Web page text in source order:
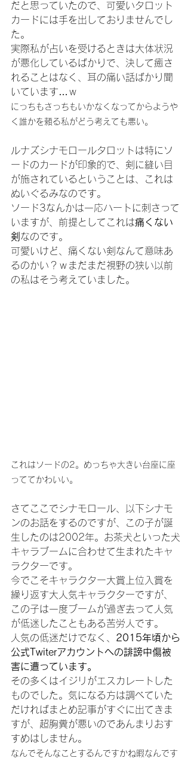
だと思っていたので、可愛いタロット
カードには手を出しておりませんでし
た。
実際私が占いを受けるときは大体状況
が悪化しているばかりで、決して癒さ
れることはなく、耳の痛い話ばかり聞
いています…ｗ
にっちもさっちもいかなくなってからようや
く誰かを頼る私がどう考えても悪い。
ルナズシナモロールタロットは特にソ
ードのカードが印象的で、剣に縫い目
が施されているということは、これは
ぬいぐるみなのです。
ソード3なんかは一応ハートに刺さって
いますが、前提としてこれは痛くない
剣 なのです。
可愛いけど、痛くない剣なんて意味あ
るのかい？ｗまだまだ視野の狭い以前
の私はそう考えていました。
これはソードの2。めっちゃ大きい台座に座
っててかわいい。
さてここでシナモロール、以下シナモ
ンのお話をするのですが、この子が誕
生したのは2002年。お茶犬といった犬
キャラブームに合わせて生まれたキャ
ラクターです。
今でこそキャラクター大賞上位入賞を
繰り返す大人気キャラクターですが、
この子は一度ブームが過ぎ去って人気
が低迷したこともある苦労人です。
人気の低迷だけでなく、 2015年頃から
公式Twiterアカウントへの誹謗中傷被
害に遭っています。
その多くはイジリがエスカレートした
ものでした。気になる方は調べていた
だければまとめ記事がすぐに出てきま
すが、超胸糞が悪いのであんまりおす
すめはしません。
なんでそんなことするんですかね暇なんです